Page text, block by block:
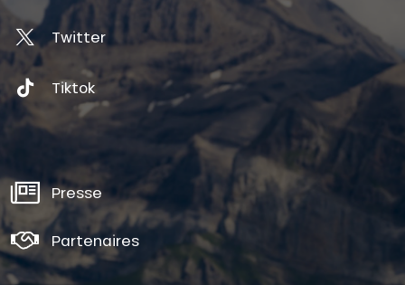
Twitter
Tiktok
Presse
Partenaires